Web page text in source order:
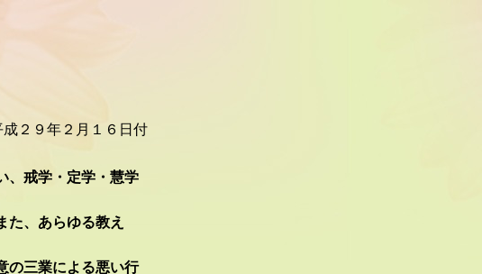
９年２月１６日付
戒学・定学・慧学
、あらゆる教え
の三業による悪い行